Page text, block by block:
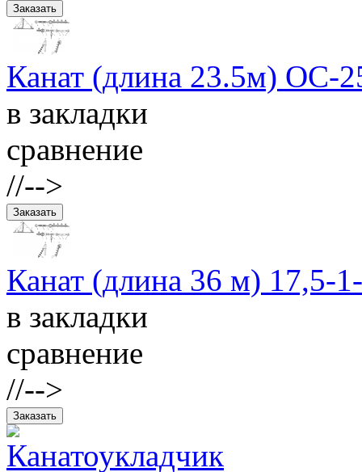
Канат (длина 23.5м) ОС-
в закладки
сравнение
//-->
Канат (длина 36 м) 17,5-
в закладки
сравнение
//-->